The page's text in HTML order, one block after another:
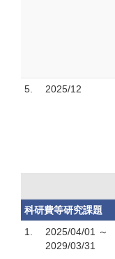
5. 2025/12
科研費等研究課題
1.
2025/04/01 ～
2029/03/31